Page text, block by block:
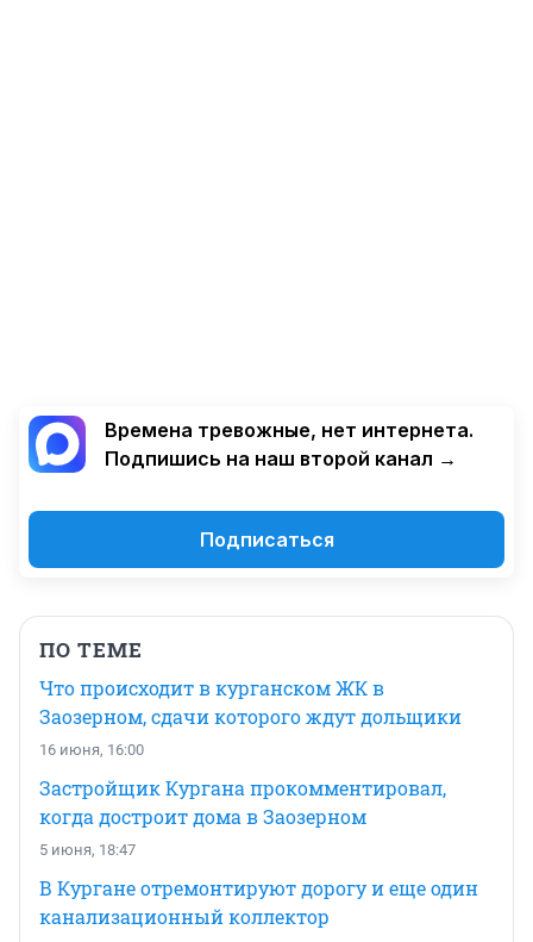
Времена тревожные, нет интернета.
Подпишись на наш второй канал →
Подписаться
ПО ТЕМЕ
Что происходит в курганском ЖК в
Заозерном, сдачи которого ждут дольщики
16 июня, 16:00
Застройщик Кургана прокомментировал,
когда достроит дома в Заозерном
5 июня, 18:47
В Кургане отремонтируют дорогу и еще один
канализационный коллектор